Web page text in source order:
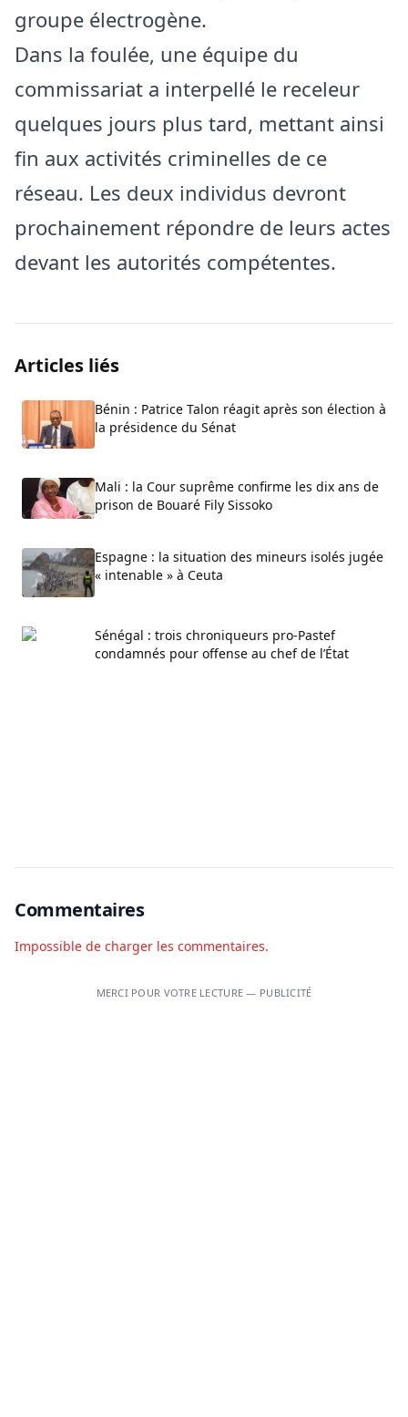
groupe électrogène.
Dans la foulée, une équipe du
commissariat a interpellé le receleur
quelques jours plus tard, mettant ainsi
fin aux activités criminelles de ce
réseau. Les deux individus devront
prochainement répondre de leurs actes
devant les autorités compétentes.
Articles liés
Bénin : Patrice Talon réagit après son élection à
la présidence du Sénat
Mali : la Cour suprême confirme les dix ans de
prison de Bouaré Fily Sissoko
Espagne : la situation des mineurs isolés jugée
« intenable » à Ceuta
Sénégal : trois chroniqueurs pro-Pastef
condamnés pour offense au chef de l’État
Commentaires
Impossible de charger les commentaires.
MERCI POUR VOTRE LECTURE — PUBLICITÉ